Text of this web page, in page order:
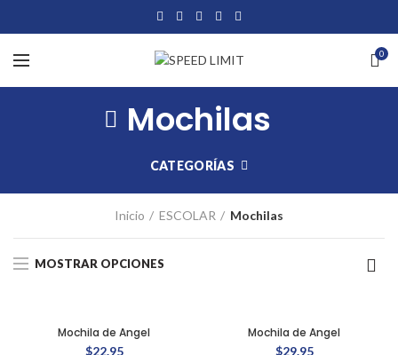
0
Mochilas
CATEGORÍAS
Inicio ESCOLAR Mochilas
MOSTRAR OPCIONES
Mochila de Angel
$22.95
Mochila de Angel
$29.95